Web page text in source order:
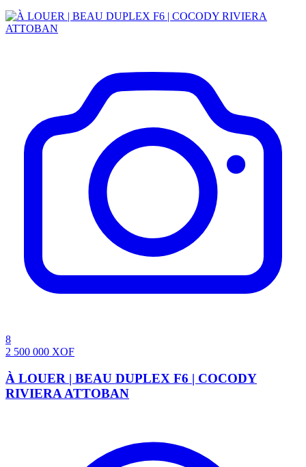
8
2 500 000 XOF
À LOUER | BEAU DUPLEX F6 | COCODY
RIVIERA ATTOBAN